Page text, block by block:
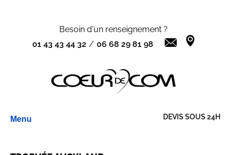
Besoin d'un renseignement ?
01 43 43 44 32 / 06 68 29 81 98
Menu DEVIS SOUS 24H